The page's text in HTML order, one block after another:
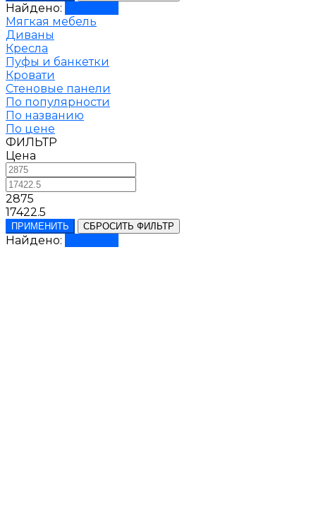
Найдено:
Мягкая мебель
Диваны
Кресла
Пуфы и банкетки
Кровати
Стеновые панели
По популярности
По названию
По цене
ФИЛЬТР
Цена
2875
17422.5
ПРИМЕНИТЬ СБРОСИТЬ ФИЛЬТР
Найдено: